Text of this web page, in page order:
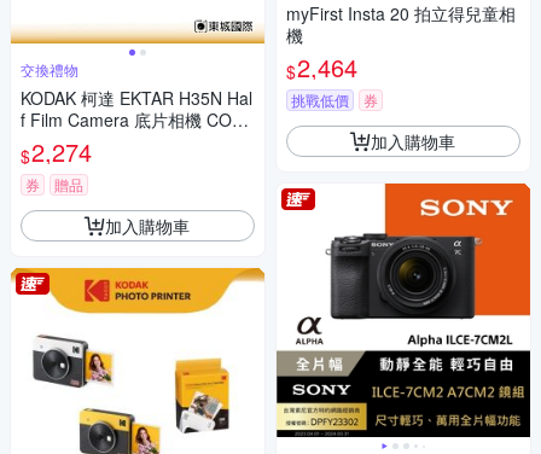
交換禮物
KODAK 柯達 EKTAR H35N Hal
f Film Camera 底片相機 COLO
RPLUS 200底片組
$2,274
券 贈品
加入購物車
myFirst Insta 20 拍立得兒童相
機
$2,464
挑戰低價 券
加入購物車